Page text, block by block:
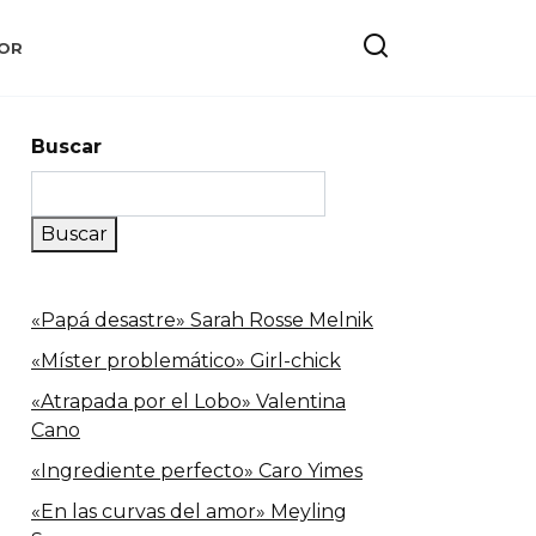
Buscar
Buscar
«Papá desastre» Sarah Rosse Melnik
«Míster problemático» Girl-chick
«Atrapada por el Lobo» Valentina
Cano
«Ingrediente perfecto» Caro Yimes
«En las curvas del amor» Meyling